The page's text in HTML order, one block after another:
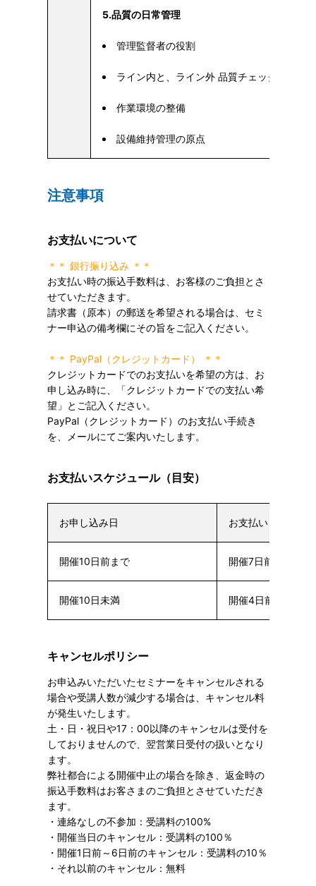
5.品質の日常管理
管理監督者の役割
ライン内と、ライン外 品質チェック方法の
作業環境の整備
設備維持管理の原点
注意事項
お支払いについて
＊＊ 銀行振り込み ＊＊
お支払い時の振込手数料は、お客様のご負担とさ
せていただきます。
請求書（原本）の郵送を希望される場合は、セミ
ナー申込の備考欄にその旨をご記入ください。
＊＊ PayPal（クレジットカード） ＊＊
クレジットカードでのお支払いを希望の方は、お
申し込み時に、「クレジットカードでの支払い希
望」とご記入ください。
PayPal（クレジットカード）のお支払い手続き
を、メールにてご案内いたします。
お支払いスケジュール（目安）
お申し込み日 お支払い日
開催10日前まで 開催7日前まで
開催10日未満 開催4日前まで
キャンセルポリシー
お申込みいただいたセミナーをキャンセルされる
場合や受講人数が減少する場合は、キャンセル料
が発生いたします。
土・日・祝日や17：00以降のキャンセルは受付を
しておりませんので、翌営業日受付の扱いとなり
ます。
弊社都合による開催中止の場合を除き、返金時の
振込手数料はお客さまのご負担とさせていただき
ます。
・連絡なしの不参加：受講料の100%
・開催当日のキャンセル：受講料の100％
・開催1日前～6日前のキャンセル：受講料の10％
・それ以前のキャンセル：無料